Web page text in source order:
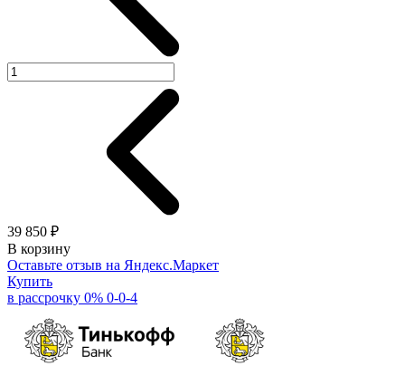
39 850 ₽
В корзину
Оставьте отзыв на Яндекс.Маркет
Купить
в рассрочку 0% 0-0-4